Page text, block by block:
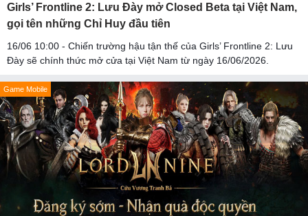
Girls’ Frontline 2: Lưu Đày mở Closed Beta tại Việt Nam,
gọi tên những Chỉ Huy đầu tiên
16/06 10:00 - Chiến trường hậu tận thế của Girls’ Frontline 2: Lưu
Đày sẽ chính thức mở cửa tại Việt Nam từ ngày 16/06/2026.
Game Mobile